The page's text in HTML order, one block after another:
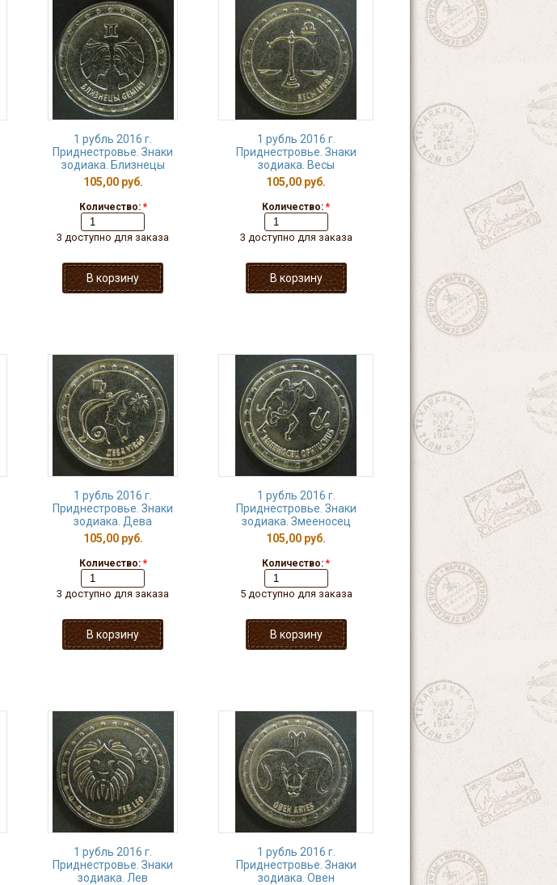
1 рубль 2016 г.
Приднестровье. Знаки
зодиака. Близнецы
105,00 руб.
Количество: *
3 доступно для заказа
1 рубль 2016 г.
Приднестровье. Знаки
зодиака. Весы
105,00 руб.
Количество: *
3 доступно для заказа
1 рубль 2016 г.
Приднестровье. Знаки
зодиака. Дева
105,00 руб.
Количество: *
3 доступно для заказа
1 рубль 2016 г.
Приднестровье. Знаки
зодиака. Змееносец
105,00 руб.
Количество: *
5 доступно для заказа
1 рубль 2016 г.
Приднестровье. Знаки
зодиака. Лев
1 рубль 2016 г.
Приднестровье. Знаки
зодиака. Овен